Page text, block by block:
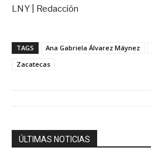
LNY | Redacción
TAGS Ana Gabriela Álvarez Máynez
Zacatecas
ÚLTIMAS NOTICIAS